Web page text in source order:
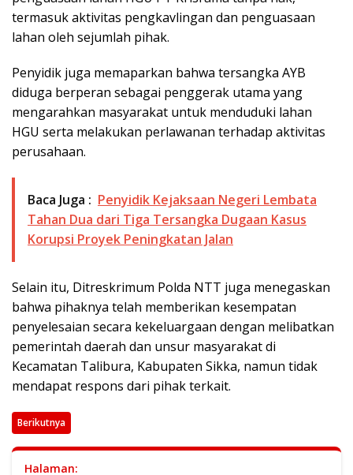
termasuk aktivitas pengkavlingan dan penguasaan
lahan oleh sejumlah pihak.
Penyidik juga memaparkan bahwa tersangka AYB
diduga berperan sebagai penggerak utama yang
mengarahkan masyarakat untuk menduduki lahan
HGU serta melakukan perlawanan terhadap aktivitas
perusahaan.
Baca Juga : Penyidik Kejaksaan Negeri Lembata
Tahan Dua dari Tiga Tersangka Dugaan Kasus
Korupsi Proyek Peningkatan Jalan
Selain itu, Ditreskrimum Polda NTT juga menegaskan
bahwa pihaknya telah memberikan kesempatan
penyelesaian secara kekeluargaan dengan melibatkan
pemerintah daerah dan unsur masyarakat di
Kecamatan Talibura, Kabupaten Sikka, namun tidak
mendapat respons dari pihak terkait.
Berikutnya
Halaman: